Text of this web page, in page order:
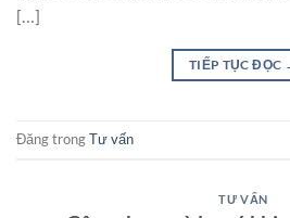
[…]
TIẾP TỤC ĐỌC
Đăng trongTư vấn
TƯ VẤN